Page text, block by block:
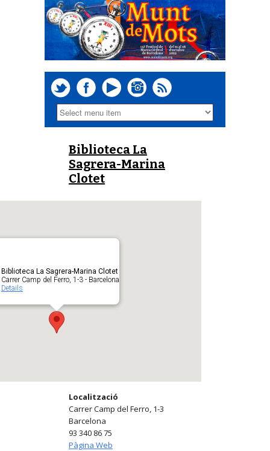
Biblioteca La
Sagrera-Marina
Clotet
Biblioteca La Sagrera-Marina Clotet
Carrer Camp del Ferro, 1-3 - Barcelona
Details
Localització
Carrer Camp del Ferro, 1-3
Barcelona
93 340 86 75
Pàgina Web